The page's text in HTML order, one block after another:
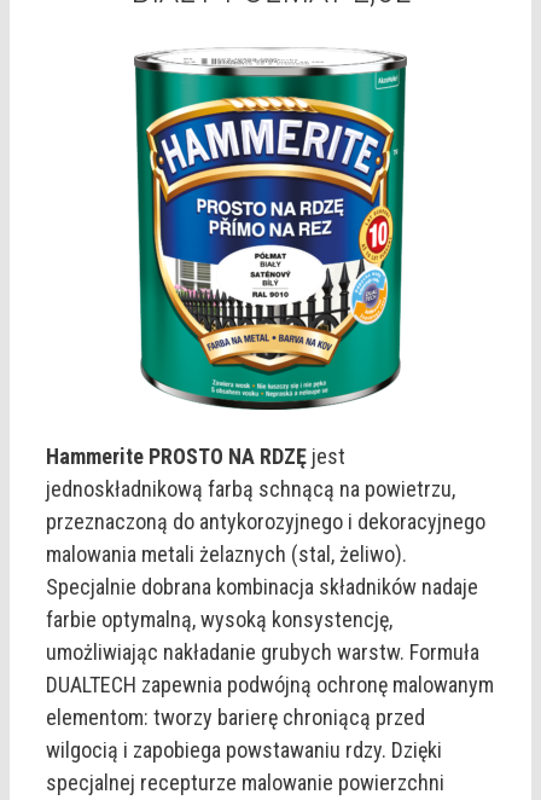
Hammerite PROSTO NA RDZĘ jest
jednoskładnikową farbą schnącą na powietrzu,
przeznaczoną do antykorozyjnego i dekoracyjnego
malowania metali żelaznych (stal, żeliwo).
Specjalnie dobrana kombinacja składników nadaje
farbie optymalną, wysoką konsystencję,
umożliwiając nakładanie grubych warstw. Formuła
DUALTECH zapewnia podwójną ochronę malowanym
elementom: tworzy barierę chroniącą przed
wilgocią i zapobiega powstawaniu rdzy. Dzięki
specjalnej recepturze malowanie powierzchni